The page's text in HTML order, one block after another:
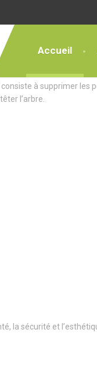
Accueil
à supprimer
l’arbre.
la sécurité et